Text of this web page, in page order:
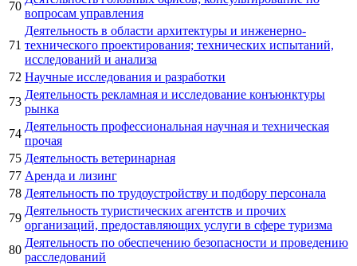
70
вопросам управления
71
Деятельность в области архитектуры и инженерно-
технического проектирования; технических испытаний,
исследований и анализа
72 Научные исследования и разработки
73
Деятельность рекламная и исследование конъюнктуры
рынка
74
Деятельность профессиональная научная и техническая
прочая
75 Деятельность ветеринарная
77 Аренда и лизинг
78 Деятельность по трудоустройству и подбору персонала
79
Деятельность туристических агентств и прочих
организаций, предоставляющих услуги в сфере туризма
80
Деятельность по обеспечению безопасности и проведению
расследований